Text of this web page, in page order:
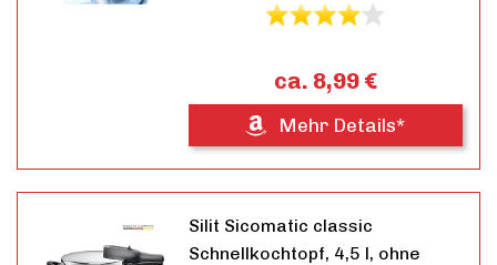
ca. 8,99 €
Mehr Details*
Silit Sicomatic classic
Schnellkochtopf, 4,5 l, ohne